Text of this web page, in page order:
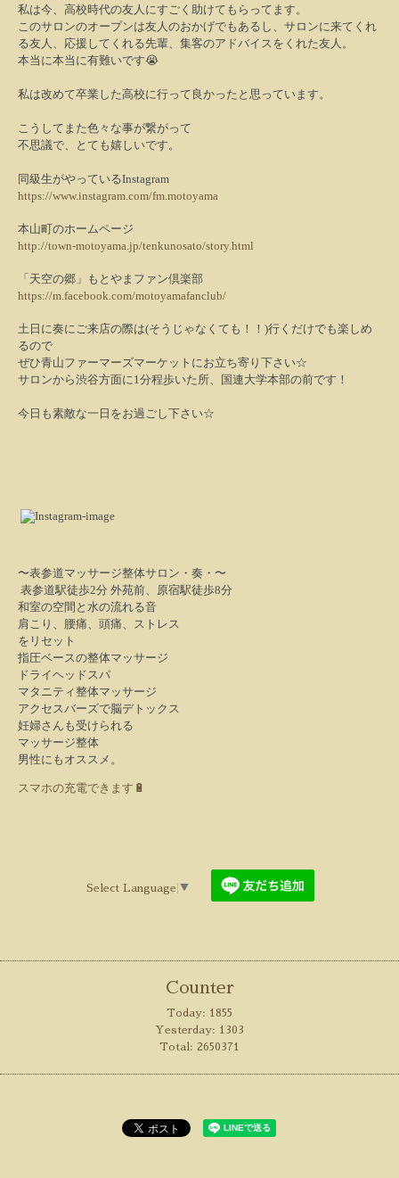
私は今、高校時代の友人にすごく助けてもらってます。
このサロンのオープンは友人のおかげでもあるし、サロンに来てくれ
る友人、応援してくれる先輩、集客のアドバイスをくれた友人。
本当に本当に有難いです😭
私は改めて卒業した高校に行って良かったと思っています。
こうしてまた色々な事が繋がって
不思議で、とても嬉しいです。
同級生がやっているInstagram
https://www.instagram.com/fm.motoyama
本山町のホームページ
http://town-motoyama.jp/tenkunosato/story.html
「天空の郷」もとやまファン倶楽部
https://m.facebook.com/motoyamafanclub/
土日に奏にご来店の際は(そうじゃなくても！！)行くだけでも楽しめ
るので
ぜひ青山ファーマーズマーケットにお立ち寄り下さい☆
サロンから渋谷方面に1分程歩いた所、国連大学本部の前です！
今日も素敵な一日をお過ごし下さい☆
〜表参道マッサージ整体サロン・奏・〜
表参道駅徒歩2分 外苑前、原宿駅徒歩8分
和室の空間と水の流れる音
肩こり、腰痛、頭痛、ストレス
をリセット
指圧ベースの整体マッサージ
ドライヘッドスパ
マタニティ整体マッサージ
アクセスバーズで脳デトックス
妊婦さんも受けられる
マッサージ整体
男性にもオススメ。
スマホの充電できます 🔋
Select Language ▼
Counter
Today: 1855
Yesterday: 1303
Total: 2650371